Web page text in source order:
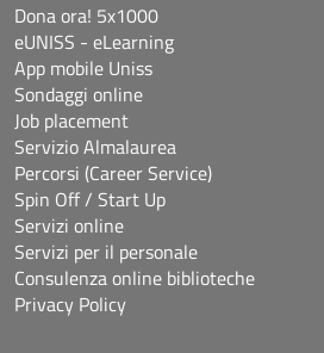
Dona ora! 5x1000
eUNISS - eLearning
App mobile Uniss
Sondaggi online
Job placement
Servizio Almalaurea
Percorsi (Career Service)
Spin Off / Start Up
Servizi online
Servizi per il personale
Consulenza online biblioteche
Privacy Policy